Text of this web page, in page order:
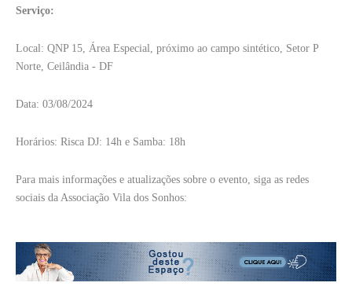
Serviço:
Local: QNP 15, Área Especial, próximo ao campo sintético, Setor P
Norte, Ceilândia - DF
Data: 03/08/2024
Horários: Risca DJ: 14h e Samba: 18h
Para mais informações e atualizações sobre o evento, siga as redes
sociais da Associação Vila dos Sonhos: